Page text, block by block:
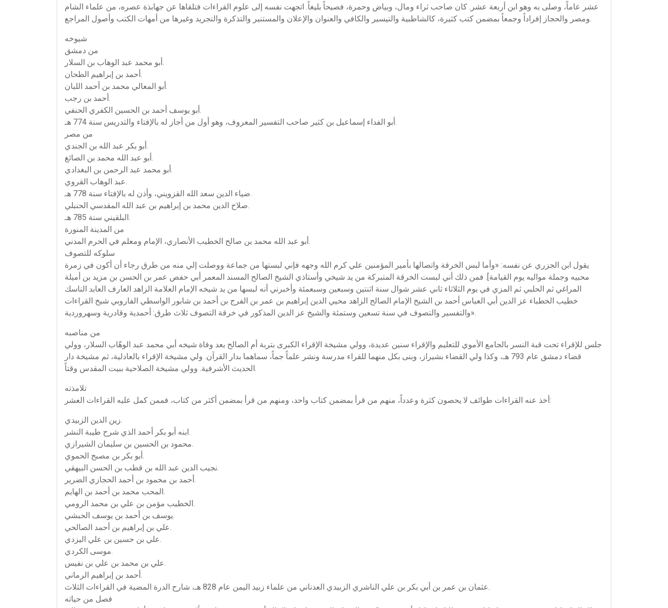
عشر عاماً، وصلى به وهو ابن أربعة عشر. كان صاحب ثراء ومال، وبياض وحمرة، فصيحاً بليغاً. اتجهت نفسه إلى علوم القراءات فتلقاها عن جهابذة عصره، من علماء الشام
ومصر والحجاز إفراداً وجمعاً بمضمن كتب كثيرة، كالشاطبية والتيسير والكافي والعنوان والإعلان والمستنير والتذكرة والتجريد وغيرها من أمهات الكتب وأصول المراجع.
شيوخه
من دمشق
أبو محمد عبد الوهاب بن السلار.
أحمد بن إبراهيم الطحان.
أبو المعالي محمد بن أحمد اللبان.
أحمد بن رجب.
أبو يوسف أحمد بن الحسين الكفري الحنفي.
أبو الفداء إسماعيل بن كثير صاحب التفسير المعروف، وهو أول من أجاز له بالإفتاء والتدريس سنة 774 هـ.
من مصر
أبو بكر عبد الله بن الجندي.
أبو عبد الله محمد بن الصائغ.
أبو محمد عبد الرحمن بن البغدادي.
عبد الوهاب القروي.
ضياء الدين سعد الله القزويني، وأذن له بالإفتاء سنة 778 هـ.
صلاح الدين محمد بن إبراهيم بن عبد الله المقدسي الحنبلي.
البلقيني سنة 785 هـ.
من المدينة المنورة
أبو عبد الله محمد بن صالح الخطيب الأنصاري، الإمام ومعلم في الحرم المدني.
سلوكه للتصوف
يقول ابن الجزري عن نفسه: «وأما لبس الخرقة واتصالها بأمير المؤمنين علي كرم الله وجهه فإني لبستها من جماعة ووصلت إلي منه من طرق رجاء أن أكون في زمرة
محبيه وجملة مواليه يوم القيامة]. فمن ذلك أني لبست الخرقة المتبركة من يد شيخي وأستاذي الشيخ الصالح المسند المعمر أبي حفص عمر بن الحسن بن مزيد بن أميلة
المراغي ثم الحلبي ثم المزي في يوم الثلاثاء ثاني عشر شوال سنة اثنتين وسبعين وسبعمئة وأخبرني أنه لبسها من يد شيخه الإمام العلامة الزاهد العارف العابد الناسك
خطيب الخطباء عز الدين أبي العباس أحمد بن الشيخ الإمام الصالح الزاهد محيي الدين إبراهيم بن عمر بن الفرج بن أحمد بن شابور الواسطي الفاروبي شيخ القراءات
والتفسير والتصوف في سنة تسعين وستمئة والشيخ عز الدين المذكور في خرقة التصوف ثلاث طرق: أحمدية وقادرية وسهروردية».
من مناصبه
جلس للإقراء تحت قبة النسر بالجامع الأموي للتعليم والإقراء سنين عديدة، وولي مشيخة الإقراء الكبرى بتربة أم الصالح بعد وفاة شيخه أبي محمد عبد الوهّاب السلار، وولي
قضاء دمشق عام 793 هـ، وكذا ولي القضاء بشيراز، وبنى بكل منهما للقراء مدرسة ونشر علماً جماً، سماهما بدار القرآن. ولي مشيخة الإقراء بالعادلية، ثم مشيخة دار
الحديث الأشرفية. وولي مشيخة الصلاحية ببيت المقدس وقتاً.
تلامذته
أخذ عنه القراءات طوائف لا يحصون كثرة وعدداً، منهم من قرأ بمضمن كتاب واحد، ومنهم من قرأ بمضمن أكثر من كتاب، فممن كمل عليه القراءات العشر:
زين الدين الزبيدي.
ابنه أبو بكر أحمد الذي شرح طيبة النشر.
محمود بن الحسين بن سليمان الشيرازي.
أبو بكر بن مصبح الحموي.
نجيب الدين عبد الله بن قطب بن الحسن البيهقي.
أحمد بن محمود بن أحمد الحجازي الضرير.
المحب محمد بن أحمد بن الهايم.
الخطيب مؤمن بن علي بن محمد الرومي.
يوسف بن أحمد بن يوسف الحبشي.
علي بن إبراهيم بن أحمد الصالحي.
علي بن حسين بن علي اليزدي.
موسى الكردي.
علي بن محمد بن علي بن نفيس.
أحمد بن إبراهيم الرماني.
عثمان بن عمر بن أبي بكر بن علي الناشري الزبيدي العدناني من علماء زبيد اليمن عام 828 هـ، شارح الدرة المضية في القراءات الثلاث.
فصل من حياته